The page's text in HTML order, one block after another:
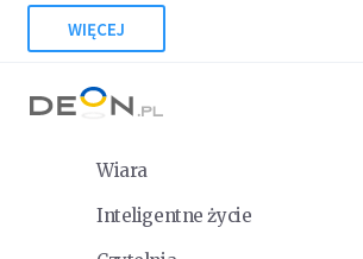
WIĘCEJ
Wiara
Inteligentne życie